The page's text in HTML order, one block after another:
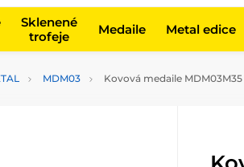
Sklenené
trofeje
Medaile Metal edice
MDM03 Kovová medaile